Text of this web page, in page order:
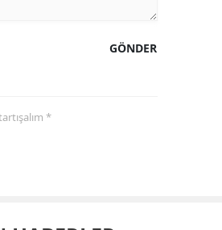
GÖNDER
*